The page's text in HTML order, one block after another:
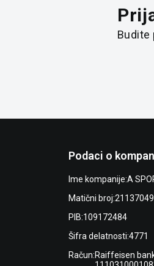
Budite
Podaci o
Ime kompanije:A
Matični broj:21137049
PIB:109172484
Šifra delatnosti:4771
Račun:Raiffeisen